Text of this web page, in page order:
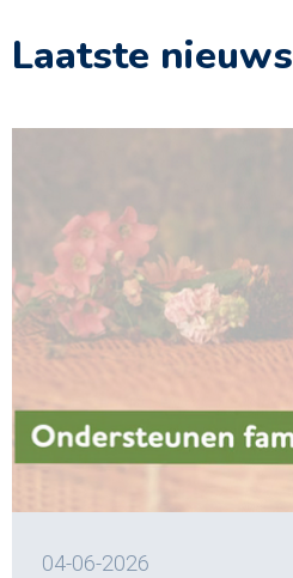
Laatste nieuws
04-06-2026